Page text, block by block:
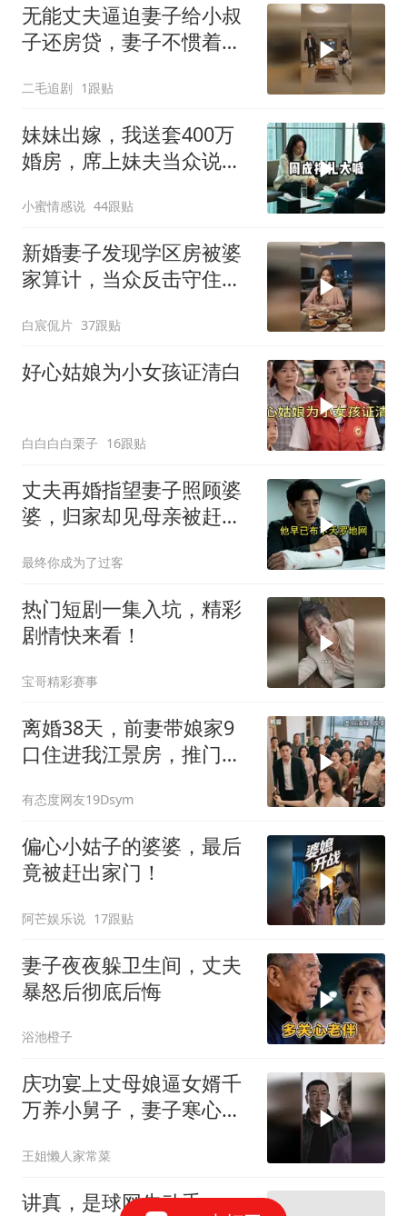
无能丈夫逼迫妻子给小叔
子还房贷，妻子不惯着他
二毛追剧 1跟贴
妹妹出嫁，我送套400万
婚房，席上妹夫当众说：
小蜜情感说 44跟贴
新婚妻子发现学区房被婆
家算计，当众反击守住婚
白宸侃片 37跟贴
好心姑娘为小女孩证清白
白白白白栗子 16跟贴
丈夫再婚指望妻子照顾婆
婆，归家却见母亲被赶出
最终你成为了过客
热门短剧一集入坑，精彩
剧情快来看！
宝哥精彩赛事
离婚38天，前妻带娘家9
口住进我江景房，推门瞬
有态度网友19Dsym
偏心小姑子的婆婆，最后
竟被赶出家门！
阿芒娱乐说 17跟贴
妻子夜夜躲卫生间，丈夫
暴怒后彻底后悔
浴池橙子
庆功宴上丈母娘逼女婿千
万养小舅子，妻子寒心斩
王姐懒人家常菜
讲真，是球网先动手